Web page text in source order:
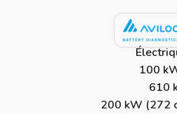
100
610
200 kW (272